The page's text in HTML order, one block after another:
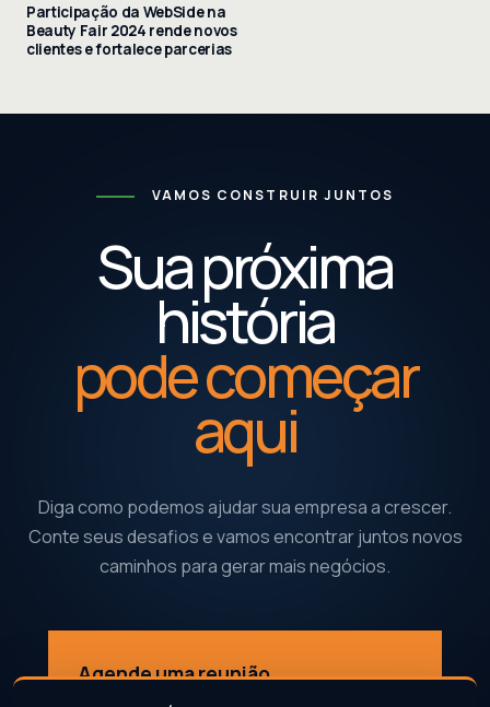
Participação da WebSide na
Beauty Fair 2024 rende novos
clientes e fortalece parcerias
VAMOS CONSTRUIR JUNTOS
Sua próxima
história
pode começar
aqui
Diga como podemos ajudar sua empresa a crescer.
Conte seus desafios e vamos encontrar juntos novos
caminhos para gerar mais negócios.
Agende uma reunião ↗